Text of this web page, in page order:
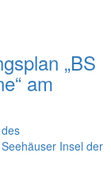
„BS
am
Insel der